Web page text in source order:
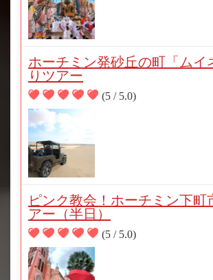
ホーチミン発砂丘の町「ムイ
りツアー
(5 / 5.0)
ピンク教会！ホーチミン下町
アー（半日）
(5 / 5.0)